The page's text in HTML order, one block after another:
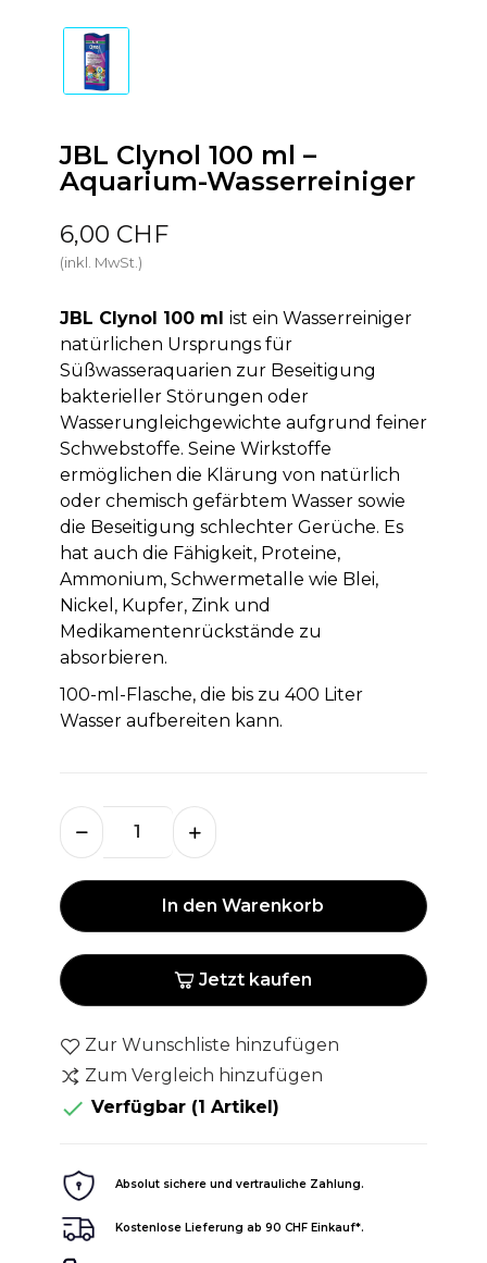
JBL Clynol 100 ml –
Aquarium-Wasserreiniger
6,00 CHF
(inkl. MwSt.)
JBL Clynol 100 ml ist ein Wasserreiniger
natürlichen Ursprungs für
Süßwasseraquarien zur Beseitigung
bakterieller Störungen oder
Wasserungleichgewichte aufgrund feiner
Schwebstoffe. Seine Wirkstoffe
ermöglichen die Klärung von natürlich
oder chemisch gefärbtem Wasser sowie
die Beseitigung schlechter Gerüche. Es
hat auch die Fähigkeit, Proteine,
Ammonium, Schwermetalle wie Blei,
Nickel, Kupfer, Zink und
Medikamentenrückstände zu
absorbieren.
100-ml-Flasche, die bis zu 400 Liter
Wasser aufbereiten kann.
In den Warenkorb
Jetzt kaufen
Zur Wunschliste hinzufügen
Zum Vergleich hinzufügen
 Verfügbar (1 Artikel)
Absolut sichere und vertrauliche Zahlung.
Kostenlose Lieferung ab 90 CHF Einkauf*.